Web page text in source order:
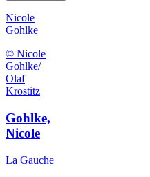
Nicole
Gohlke
© Nicole
Gohlke/
Olaf
Krostitz
Gohlke,
Nicole
La Gauche